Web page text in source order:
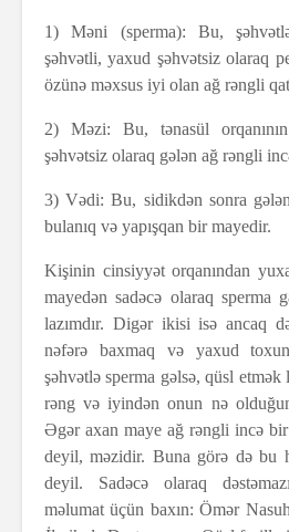
1) Məni (sperma): Bu,
şəhvətli, yaxud şəhvətsiz olaraq
özünə məxsus iyi olan ağ rəngli
2) Məzi: Bu, tənasül
şəhvətsiz olaraq gələn ağ rəngli
3) Vədi: Bu, sidikdən sonra
bulanıq və yapışqan bir mayedir.
Kişinin cinsiyyət orqanından
mayedən sadəcə olaraq sperma
lazımdır. Digər ikisi isə ancaq
nəfərə baxmaq və yaxud
şəhvətlə sperma gəlsə, qüsl etmək
rəng və iyindən onun nə
Əgər axan maye ağ rəngli incə
deyil, məzidir. Buna görə də bu
deyil. Sadəcə olaraq
məlumat üçün baxın: Ömər